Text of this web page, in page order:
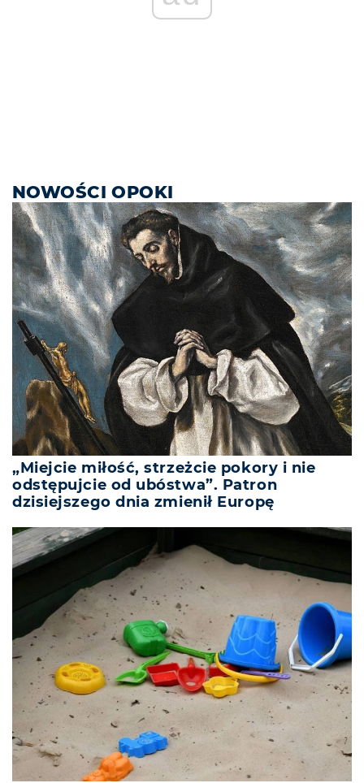
NOWOŚCI OPOKI
„Miejcie miłość, strzeżcie pokory i nie
odstępujcie od ubóstwa”. Patron
dzisiejszego dnia zmienił Europę